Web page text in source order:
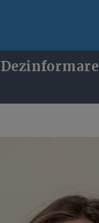
Dezinformare